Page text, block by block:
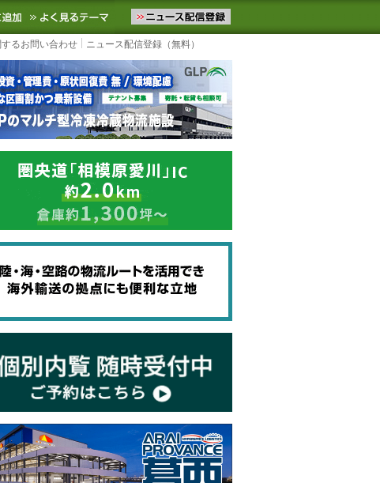
ニュースをお届けします。物流ニュースメール配信を登録す
お気に入りに追加 よく見るテーマ
るお問い合わせ ニュース配信登録（無料）